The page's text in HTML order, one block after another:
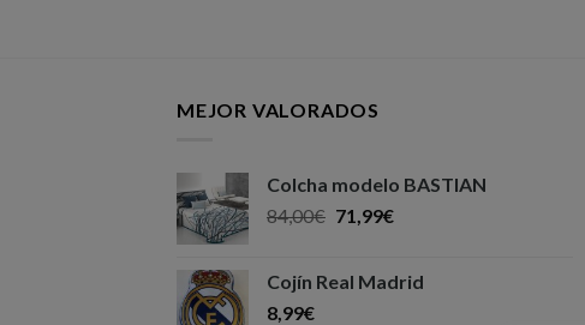
MEJOR VALORADOS
Colcha modelo BASTIAN
84,00€ 71,99€
Cojín Real Madrid
8,99€